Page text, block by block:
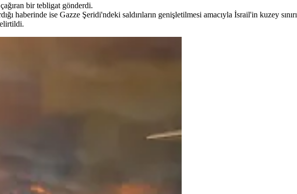
bir tebligat gönderdi.
haberinde ise Gazze Şeridi'ndeki saldırıların genişletilmesi amacıyla İsrail'in kuzey sınırı